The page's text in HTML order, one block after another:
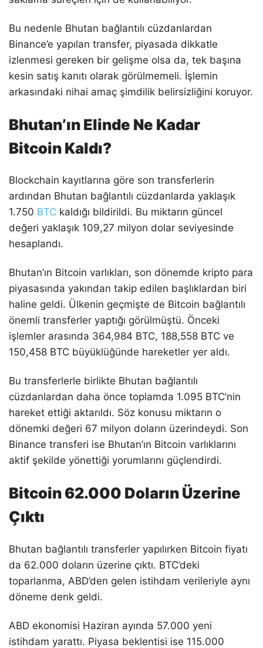
Bu nedenle Bhutan bağlantılı cüzdanlardan
Binance’e yapılan transfer, piyasada dikkatle
izlenmesi gereken bir gelişme olsa da, tek başına
kesin satış kanıtı olarak görülmemeli. İşlemin
arkasındaki nihai amaç şimdilik belirsizliğini koruyor.
Bhutan’ın Elinde Ne Kadar
Bitcoin Kaldı?
Blockchain kayıtlarına göre son transferlerin
ardından Bhutan bağlantılı cüzdanlarda yaklaşık
1.750 BTC kaldığı bildirildi. Bu miktarın güncel
değeri yaklaşık 109,27 milyon dolar seviyesinde
hesaplandı.
Bhutan’ın Bitcoin varlıkları, son dönemde kripto para
piyasasında yakından takip edilen başlıklardan biri
haline geldi. Ülkenin geçmişte de Bitcoin bağlantılı
önemli transferler yaptığı görülmüştü. Önceki
işlemler arasında 364,984 BTC, 188,558 BTC ve
150,458 BTC büyüklüğünde hareketler yer aldı.
Bu transferlerle birlikte Bhutan bağlantılı
cüzdanlardan daha önce toplamda 1.095 BTC’nin
hareket ettiği aktarıldı. Söz konusu miktarın o
dönemki değeri 67 milyon doların üzerindeydi. Son
Binance transferi ise Bhutan’ın Bitcoin varlıklarını
aktif şekilde yönettiği yorumlarını güçlendirdi.
Bitcoin 62.000 Doların Üzerine
Çıktı
Bhutan bağlantılı transferler yapılırken Bitcoin fiyatı
da 62.000 doların üzerine çıktı. BTC’deki
toparlanma, ABD’den gelen istihdam verileriyle aynı
döneme denk geldi.
ABD ekonomisi Haziran ayında 57.000 yeni
istihdam yarattı. Piyasa beklentisi ise 115.000